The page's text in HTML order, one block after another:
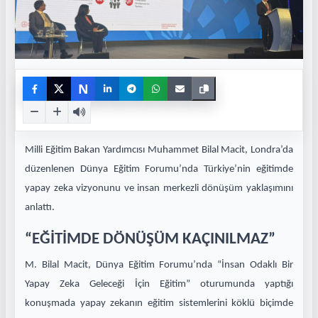
N
Milli Eğitim Bakan Yardımcısı Muhammet Bilal Macit, Londra’da
düzenlenen Dünya Eğitim Forumu’nda Türkiye’nin eğitimde
yapay zeka vizyonunu ve insan merkezli dönüşüm yaklaşımını
anlattı.
“EĞİTİMDE DÖNÜŞÜM KAÇINILMAZ”
M. Bilal Macit, Dünya Eğitim Forumu’nda “İnsan Odaklı Bir
Yapay Zeka Geleceği İçin Eğitim” oturumunda yaptığı
konuşmada yapay zekanın eğitim sistemlerini köklü biçimde